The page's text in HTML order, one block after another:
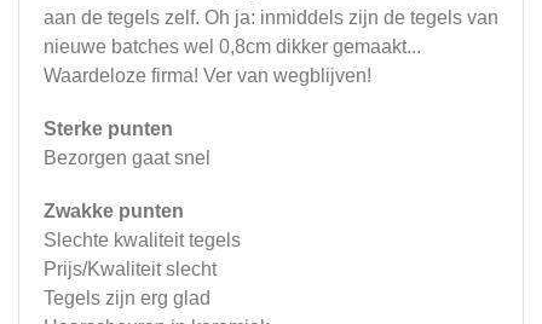
aan de tegels zelf. Oh ja: inmiddels zijn de tegels van
nieuwe batches wel 0,8cm dikker gemaakt...
Waardeloze firma! Ver van wegblijven!
Sterke punten
Bezorgen gaat snel
Zwakke punten
Slechte kwaliteit tegels
Prijs/Kwaliteit slecht
Tegels zijn erg glad